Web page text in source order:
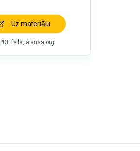
Uz materiālu
PDF fails, alausa.org